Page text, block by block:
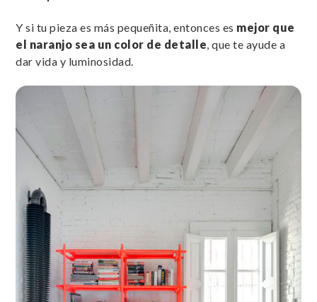
Y si tu pieza es más pequeñita, entonces es mejor que
el naranjo sea un color de detalle, que te ayude a
dar vida y luminosidad.